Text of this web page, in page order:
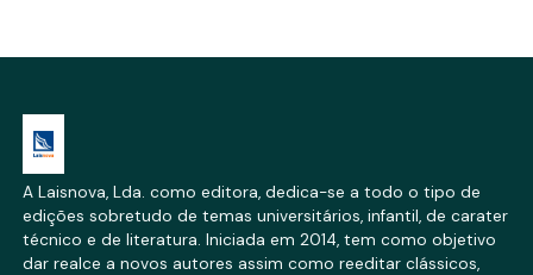
A Laisnova, Lda. como editora, dedica-se a todo o tipo de
edições sobretudo de temas universitários, infantil, de carater
técnico e de literatura. Iniciada em 2014, tem como objetivo
dar realce a novos autores assim como reeditar clássicos,